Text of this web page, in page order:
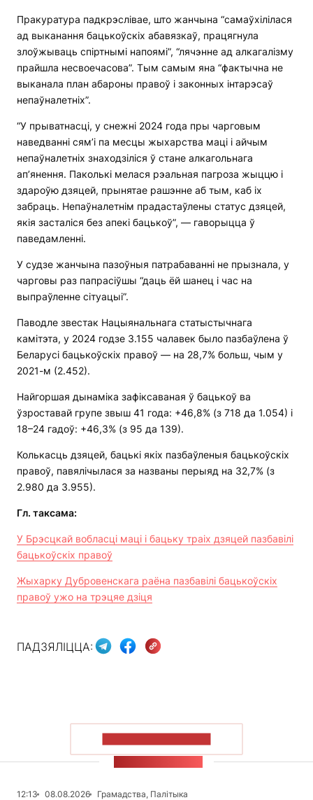
Пракуратура падкрэслівае, што жанчына “самаўхілілася
ад выканання бацькоўскіх абавязкаў, працягнула
злоўжываць спіртнымі напоямі”, “лячэнне ад алкагалізму
прайшла несвоечасова”. Тым самым яна “фактычна не
выканала план абароны правоў і законных інтарэсаў
непаўналетніх”.
“У прыватнасці, у снежні 2024 года пры чарговым
наведванні сям’і па месцы жыхарства маці і айчым
непаўналетніх знаходзіліся ў стане алкагольнага
ап’янення. Паколькі мелася рэальная пагроза жыццю і
здароўю дзяцей, прынятае рашэнне аб тым, каб іх
забраць. Непаўналетнім прадастаўлены статус дзяцей,
якія засталіся без апекі бацькоў”, — гаворыцца ў
паведамленні.
У судзе жанчына пазоўныя патрабаванні не прызнала, у
чарговы раз папрасіўшы “даць ёй шанец і час на
выпраўленне сітуацыі”.
Паводле звестак Нацыянальнага статыстычнага
камітэта, у 2024 годзе 3.155 чалавек было пазбаўлена ў
Беларусі бацькоўскіх правоў — на 28,7% больш, чым у
2021-м (2.452).
Найгоршая дынаміка зафіксаваная ў бацькоў ва
ўзроставай групе звыш 41 года: +46,8% (з 718 да 1.054) і
18–24 гадоў: +46,3% (з 95 да 139).
Колькасць дзяцей, бацькі якіх пазбаўленыя бацькоўскіх
правоў, павялічылася за названы перыяд на 32,7% (з
2.980 да 3.955).
Гл. таксама:
У Брэсцкай вобласці маці і бацьку траіх дзяцей пазбавілі
бацькоўскіх правоў
Жыхарку Дубровенскага раёна пазбавілі бацькоўскіх
правоў ужо на трэцяе дзіця
ПАДЗЯЛІЦЦА:
12:13 08.08.2026 Грамадства, Палітыка